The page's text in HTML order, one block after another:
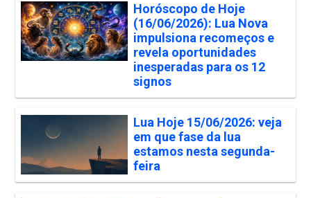
Horóscopo de Hoje
(16/06/2026): Lua Nova
impulsiona recomeços e
revela oportunidades
inesperadas para os 12
signos
Lua Hoje 15/06/2026: veja
em que fase da lua
estamos nesta segunda-
feira